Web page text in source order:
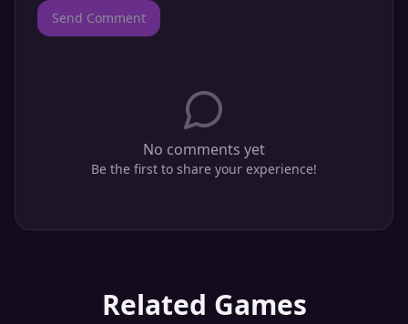
Send Comment
No comments yet
Be the first to share your experience!
Related Games